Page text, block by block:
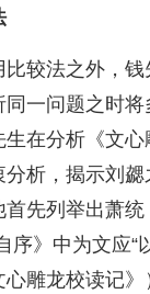
比较法之外，
同一问题之时
生在分析《文
析，揭示刘
先列举出萧
序》中为文应“
心雕龙校读记